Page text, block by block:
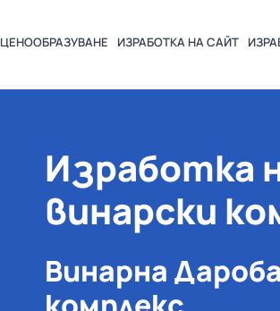
ЦЕНООБРАЗУВАНЕ ИЗРАБОТКА НАСАЙТ
Изработка
винарски
Винарна